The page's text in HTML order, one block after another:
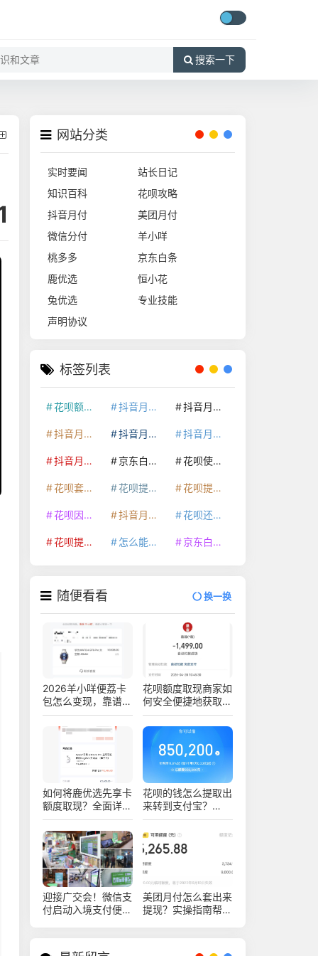
搜索一下
网站分类
实时要闻
站长日记
知识百科
花呗攻略
抖音月付
美团月付
微信分付
羊小咩
桃多多
京东白条
鹿优选
恒小花
兔优选
专业技能
声明协议
标签列表
花呗额度提升 抖音月付套现24小时接单 抖音月付套现怎么套
抖音月付套现多少手续费 抖音月付套现商家有哪些 抖音月付套现30秒技巧
抖音月付套现最新方法 京东白条额度提升 花呗使用技巧
花呗套取现金最佳方法 花呗提额技巧 花呗提现怎么操作
花呗因为套现被限额了这种情况要多久才会好 抖音月付套现秒回100起 花呗还款技巧
花呗提现到银行卡 怎么能把京东白条额度钱套出来 京东白条套出来手续费多少
随便看看 换一换
2026羊小咩便荔卡
包怎么变现，靠谱商
家实操流程讲解
花呗额度取现商家如
何安全便捷地获取现
金？七个方法和四个
注意事项要知道！
如何将鹿优选先享卡
额度取现？全面详解
及实用技巧
花呗的钱怎么提取出
来转到支付宝？
2026年具体步骤是
什么？
迎接广交会！微信支
付启动入境支付便利
美团月付怎么套出来
提现？实操指南帮你